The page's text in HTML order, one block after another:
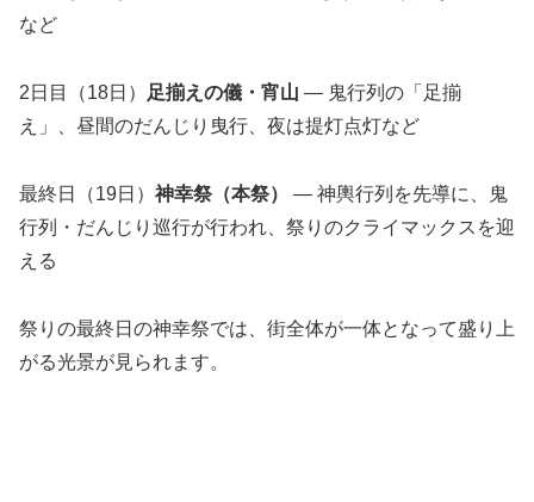
など
2日目（18日） 足揃えの儀・宵山 — 鬼行列の「足揃
え」、昼間のだんじり曳行、夜は提灯点灯など
最終日（19日） 神幸祭（本祭）
— 神輿行列を先導に、鬼
行列・だんじり巡行が行われ、祭りのクライマックスを迎
える
祭りの最終日の神幸祭では、街全体が一体となって盛り上
がる光景が見られます。